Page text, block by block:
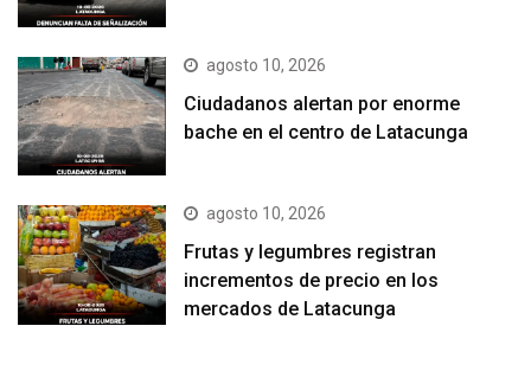
agosto 10, 2026
Ciudadanos alertan por enorme
bache en el centro de Latacunga
agosto 10, 2026
Frutas y legumbres registran
incrementos de precio en los
mercados de Latacunga